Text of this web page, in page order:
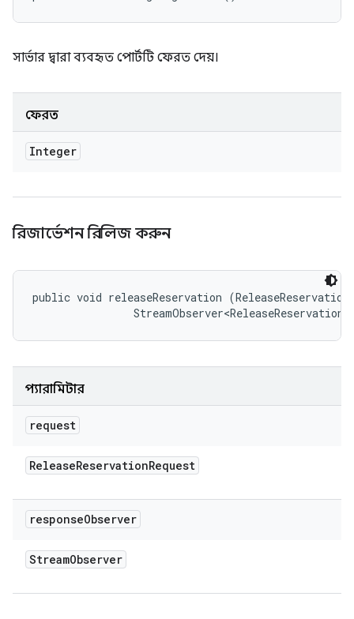
সার্ভার দ্বারা ব্যবহৃত পোর্টটি ফেরত দেয়।
ফেরত
Integer
রিজার্ভেশন রিলিজ করুন
public void releaseReservation
প্যারামিটার
request
ReleaseReservationRequest
responseObserver
StreamObserver